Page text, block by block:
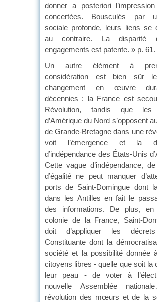
donner a posteriori l’impression
concertées. Bousculés par
sociale profonde, leurs liens se
au contraire. La disparité
engagements est patente. » p. 61.
Un autre élément à
considération est bien sûr
changement en œuvre
décennies : la France est
Révolution, tandis que les
d’Amérique du Nord s’opposent
de Grande-Bretagne dans une
voit l’émergence et la
d’indépendance des États-Unis
Cette vague d’indépendance,
d’égalité ne peut manquer
ports de Saint-Domingue dont
dans les Antilles en fait le
des informations. De plus,
colonie de la France, Saint-
doit d’appliquer les
Constituante dont la
société et la possibilité donnée
citoyens libres - quelle que soit la
leur peau - de voter à
nouvelle Assemblée
révolution des mœurs et de la